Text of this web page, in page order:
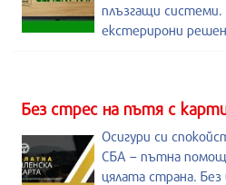
плъзгащи
екстерирони
Без стрес на пътя с
Осигури си
СБА – пътна
цялата страна. Без